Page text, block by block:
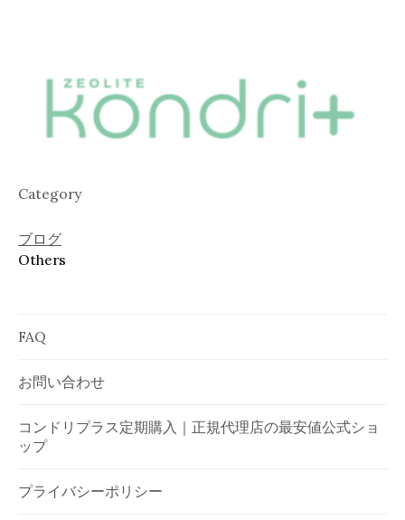
Category
ブログ
Others
FAQ
お問い合わせ
コンドリプラス定期購入｜正規代理店の最安値公式ショ
ップ
プライバシーポリシー